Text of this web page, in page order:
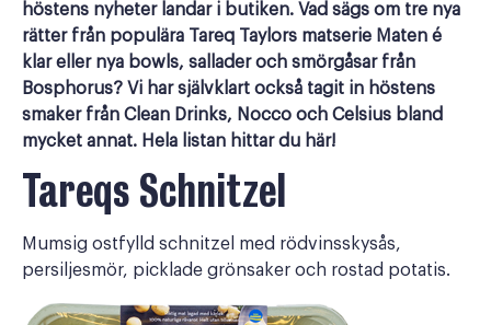
höstens nyheter landar i butiken. Vad sägs om tre nya
rätter från populära Tareq Taylors matserie Maten é
klar eller nya bowls, sallader och smörgåsar från
Bosphorus? Vi har självklart också tagit in höstens
smaker från Clean Drinks, Nocco och Celsius bland
mycket annat. Hela listan hittar du här!
Tareqs Schnitzel
Mumsig ostfylld schnitzel med rödvinsskysås,
persiljesmör, picklade grönsaker och rostad potatis.